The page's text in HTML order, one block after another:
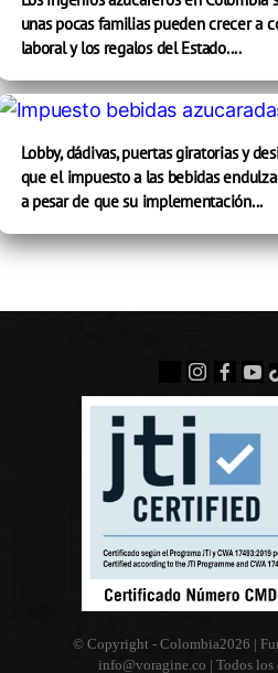
unas pocas familias pueden crecer a
laboral y los regalos del Estado....
Lobby, dádivas, puertas giratorias y
que el impuesto a las bebidas
a pesar de que su implementación...
© Copyright - Colombia2026 |
info@voragine.co | Todos los